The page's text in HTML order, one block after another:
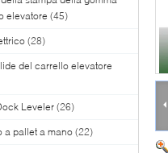
elevatore (45)
(28)
del carrello elevatore
Leveler (26)
a pallet a mano(22)